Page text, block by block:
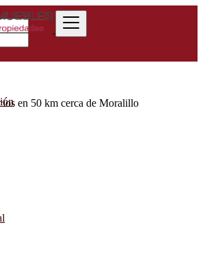
en 50 km cerca de Moralillo